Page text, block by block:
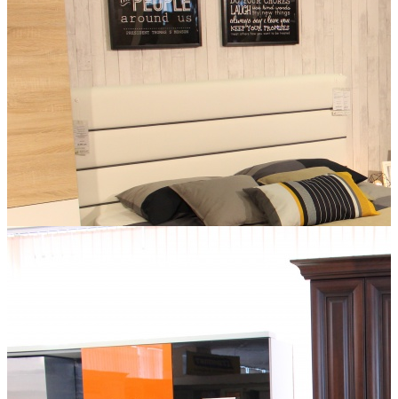
Mebelnoff
Комплектующие Россия и Германия. мебель по
индивидуальным проектам, шкафы-купе. Корпусная мебель,
обеденные столы, производство Россия